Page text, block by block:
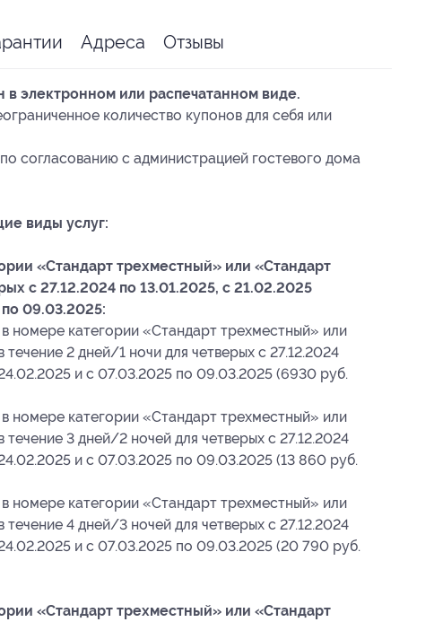
Адреса Отзывы
электронном или распечатанном виде.
количество купонов для себя или
согласованию с администрацией гостевого дома
виды услуг:
«Стандарт трехместный» или «Стандарт
с 27.12.2024 по 13.01.2025, с 21.02.2025
09.03.2025:
номере категории «Стандарт трехместный» или
2 дней/1 ночи для четверых с 27.12.2024
и с 07.03.2025 по 09.03.2025 (6930 руб.
номере категории «Стандарт трехместный» или
3 дней/2 ночей для четверых с 27.12.2024
и с 07.03.2025 по 09.03.2025 (13 860 руб.
номере категории «Стандарт трехместный» или
4 дней/3 ночей для четверых с 27.12.2024
и с 07.03.2025 по 09.03.2025 (20 790 руб.
«Стандарт трехместный» или «Стандарт